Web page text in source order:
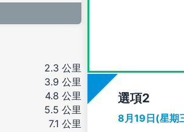
選項
8月19日(星期
2.3 公里
3.9 公里
4.8 公里
5.5 公里
7.1 公里